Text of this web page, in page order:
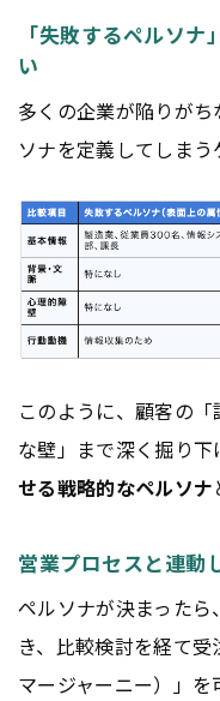
「失敗するペルソ
い
多くの企業が陥りが
ソナを定義してしまう
このように、顧客の
な壁」まで深く掘り下
せる戦略的なペルソナ
営業プロセスと連動
ペルソナが決まった
き、比較検討を経て
マージャーニー）」